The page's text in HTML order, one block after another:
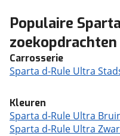
Populaire
zoekopdrachten
Carrosserie
Sparta d-Rule Ultra
Kleuren
Sparta d-Rule Ultra
Sparta d-Rule Ultra